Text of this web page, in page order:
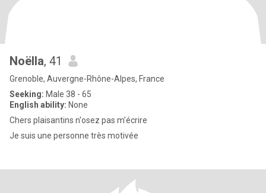
Noëlla, 41
Grenoble, Auvergne-Rhône-Alpes, France
Seeking: Male 38 - 65
English ability: None
Chers plaisantins n'osez pas m'écrire
Je suis une personne très motivée